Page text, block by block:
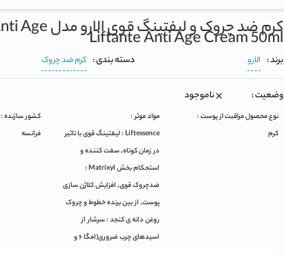
کرم ضد چروک و لیفتینگ قوی الارو مدل Liftante Anti Age حجم 50 میلی لیتر
Liftante Anti Age Cream 50ml
برند : الارو دسته بندی : کرم ضد چروک
وضعیت : ناموجود
نوع محصول مراقبت از پوست :
کرم
مواد موثر :
Liftessence : لیفتینگ قوی با تاثیر
در زمان کوتاه٬ سفت کننده و
استحکام بخش Matrixyl :
ضدچروک قوی٬ افزایش کلاژن سازی
پوست٬ از بین برنده خطوط و چروک
روغن دانه ی کنجد : سرشار از
اسیدهای چرب ضروری(امگا ۶ و
کشور سازنده :
فرانسه